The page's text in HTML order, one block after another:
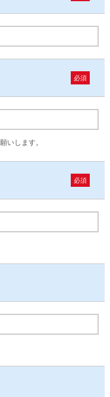
必須
いします。
必須